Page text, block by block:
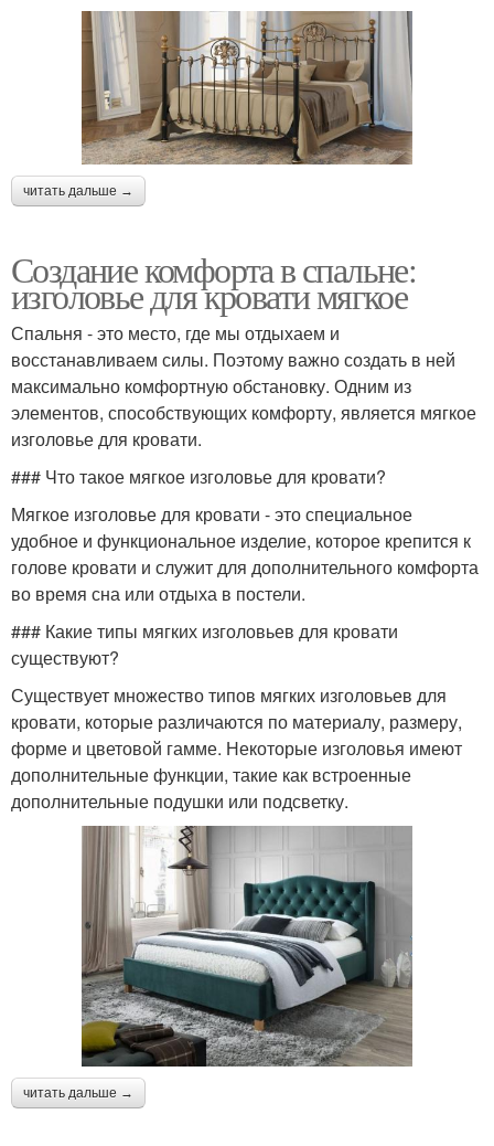
читать дальше →
Создание комфорта в спальне:
изголовье для кровати мягкое
Спальня - это место, где мы отдыхаем и
восстанавливаем силы. Поэтому важно создать в ней
максимально комфортную обстановку. Одним из
элементов, способствующих комфорту, является мягкое
изголовье для кровати.
### Что такое мягкое изголовье для кровати?
Мягкое изголовье для кровати - это специальное
удобное и функциональное изделие, которое крепится к
голове кровати и служит для дополнительного комфорта
во время сна или отдыха в постели.
### Какие типы мягких изголовьев для кровати
существуют?
Существует множество типов мягких изголовьев для
кровати, которые различаются по материалу, размеру,
форме и цветовой гамме. Некоторые изголовья имеют
дополнительные функции, такие как встроенные
дополнительные подушки или подсветку.
читать дальше →